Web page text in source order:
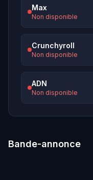
Max
Non disponible
Crunchyroll
Non disponible
ADN
Non disponible
Bande-annonce